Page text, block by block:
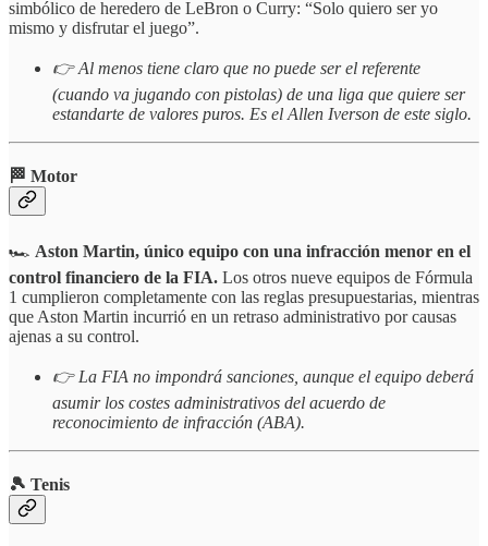
simbólico de heredero de LeBron o Curry: “Solo quiero ser yo
mismo y disfrutar el juego”.
👉 Al menos tiene claro que no puede ser el referente
(cuando va jugando con pistolas) de una liga que quiere ser
estandarte de valores puros. Es el Allen Iverson de este siglo.
🏁 Motor
🏎️ Aston Martin, único equipo con una infracción menor en el
control financiero de la FIA. Los otros nueve equipos de Fórmula
1 cumplieron completamente con las reglas presupuestarias, mientras
que Aston Martin incurrió en un retraso administrativo por causas
ajenas a su control.
👉 La FIA no impondrá sanciones, aunque el equipo deberá
asumir los costes administrativos del acuerdo de
reconocimiento de infracción (ABA).
🎾 Tenis